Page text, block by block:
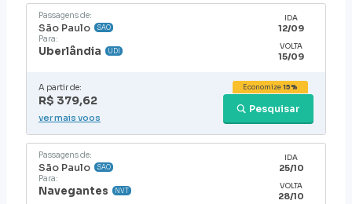
Passagens de:
São Paulo SAO
Para:
Uberlândia UDI
IDA
12/09
VOLTA
15/09
A partir de:
R$ 379,62
Pesquisar
Economize15%
ver mais voos
Passagens de:
São Paulo SAO
Para:
Navegantes NVT
IDA
25/10
VOLTA
28/10